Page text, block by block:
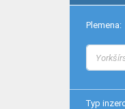
Plemena:
Typ